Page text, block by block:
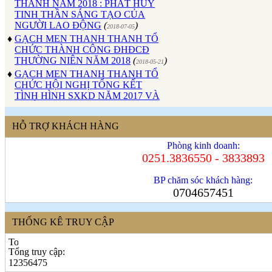
TINH THẦN SÁNG TẠO CỦA
NGƯỜI LAO ĐỘNG (2018-07-05)
GẠCH MEN THANH THANH TỔ
CHỨC THÀNH CÔNG ĐHĐCĐ
THƯỜNG NIÊN NĂM 2018 (2018-05-21
GẠCH MEN THANH THANH TỔ
CHỨC HỘI NGHỊ TỔNG KẾT
TÌNH HÌNH SXKD NĂM 2017 VÀ
TRIỂN KHAI HOẠT ĐỘNG SXKD
NĂM 2018 (
)
CÔNG ĐOÀN CÔNG TY GẠCH
MEN THANH THANH TỔ CHỨC
CHỨC HỘI THAO MỪNG NGÀY
QUỐC KHÁNH 2/9. (2017-10-02)
GẠCH MEN THANH THANH TỔ
CHỨC THÀNH CÔNG HỘI NGHỊ
NĂM 2017 (
♦ Sử dụng vật liệu thân thiện với môi
HỖ TRỢ KHÁCH HÀNG
Phòng kinh doanh:
0251.3836550 - 3833893
BP chăm sóc khách hàng:
0704657451
THỐNG KÊ TRUY CẬP
Tổng truy cập:
12356475